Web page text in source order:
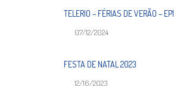
TELERIO – FÉRIAS DE VERÃO – EP1
07/12/2024
FESTA DE NATAL 2023
12/16/2023